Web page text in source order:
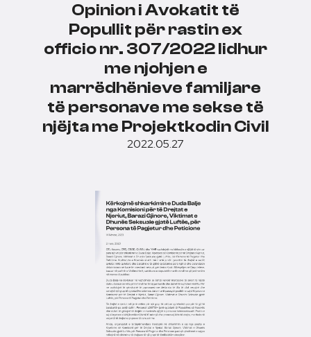
Opinion i Avokatit të
Popullit për rastin ex
officio nr. 307/2022 lidhur
me njohjen e
marrëdhënieve familjare
të personave me sekse të
njëjta me Projektkodin Civil
2022.05.27